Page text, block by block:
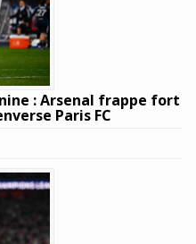
: Arsenal frappe fort
Paris FC